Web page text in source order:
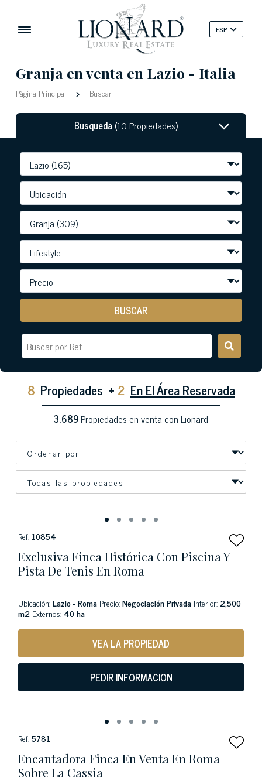
ESP
Granja en venta en Lazio - Italia
Pàgina Principal Buscar
Busqueda(10 Propiedades)
BUSCAR
8 Propiedades + 2 En El Área Reservada
3,689Propiedades en venta con Lionard
Ref: 10854
Exclusiva Finca Histórica Con Piscina Y
Pista De Tenis En Roma
Ubicación:Lazio - Roma Precio:Negociación Privada Interior: 2,500
m2 Externos: 40 ha
VEA LA PROPIEDAD
PEDIR INFORMACION
Ref:5781
Encantadora Finca En Venta En Roma
Sobre La Cassia